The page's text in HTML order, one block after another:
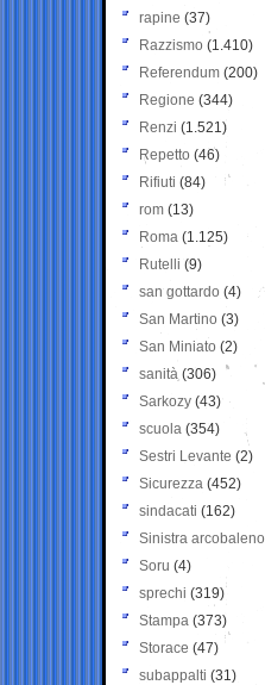
rapine (37)
Razzismo (1.410)
Referendum (200)
Regione (344)
Renzi (1.521)
Repetto (46)
Rifiuti (84)
rom (13)
Roma (1.125)
Rutelli (9)
san gottardo (4)
San Martino (3)
San Miniato (2)
sanità (306)
Sarkozy (43)
scuola (354)
Sestri Levante (2)
Sicurezza (452)
sindacati (162)
Sinistra arcobaleno
Soru (4)
sprechi (319)
Stampa (373)
Storace (47)
subappalti (31)